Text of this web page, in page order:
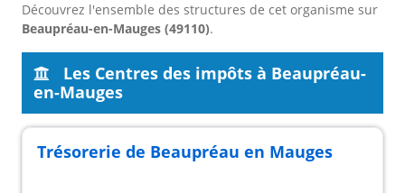
Découvrez l'ensemble des structures de cet organisme sur
Beaupréau-en-Mauges (49110).
Les Centres des impôts à Beaupréau-
en-Mauges
Trésorerie de Beaupréau en Mauges